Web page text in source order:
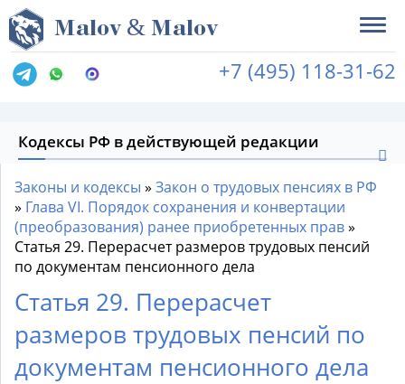
Malov & Malov
+7 (495) 118-31-62
Кодексы РФ в действующей редакции
Законы и кодексы » Закон о трудовых пенсиях в РФ
» Глава VI. Порядок сохранения и конвертации
(преобразования) ранее приобретенных прав»
Статья 29. Перерасчет размеров трудовых пенсий
по документам пенсионного дела
Статья 29. Перерасчет
размеров трудовых пенсий по
документам пенсионного дела